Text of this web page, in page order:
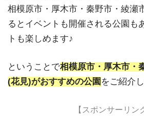
相模原市・厚木市・秦野市・綾瀬
るとイベントも開催される公園も
トも楽しめます♪
ということで相模原市・厚木市・
(花見)がおすすめの公園 をご紹介
【スポンサーリン